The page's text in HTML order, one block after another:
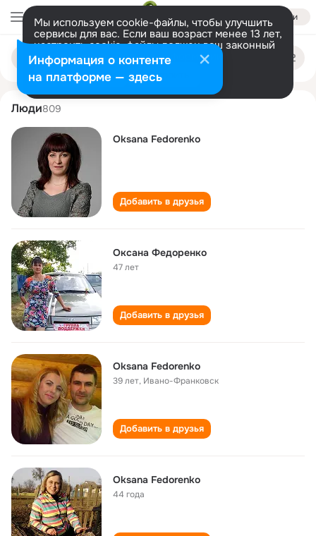
Войти
Мы используем cookie-файлы, чтобы улучшить
сервисы для вас. Если ваш возраст менее 13 лет,
настроить cookie-файлы должен ваш законный
представитель. Больше информации
Разрешить все Настроить
Поиск
людям
oksana fedorenko
Люди809
Oksana Fedorenko
Добавить в друзья
Оксана Федоренко
47 лет
Добавить в друзья
Oksana Fedorenko
39 лет, Ивано-Франковск
Добавить в друзья
Oksana Fedorenko
44 года
Информация о контенте
на платформе — здесь